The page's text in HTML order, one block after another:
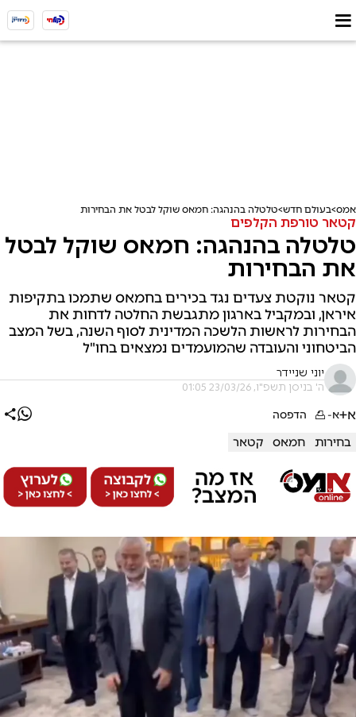
אמס בעולם חדש טלטלה בהנהגה: חמאס שוקל לבטל את הבחירות
קטאר טורפת הקלפים
טלטלה בהנהגה: חמאס שוקל לבטל
את הבחירות
קטאר נוקטת צעדים נגד בכירים בחמאס שתמכו בתקיפות
איראן, ובמקביל בארגון מתגבשת החלטה לדחות את
הבחירות לראשות הלשכה המדינית לסוף השנה, בשל המצב
הביטחוני והעובדה שהמועמדים נמצאים בחו"ל
יוני שניידר
ה' בניסן תשפ"ו, 23/03/26 01:05
א+א- הדפסה
בחירות חמאס קטאר